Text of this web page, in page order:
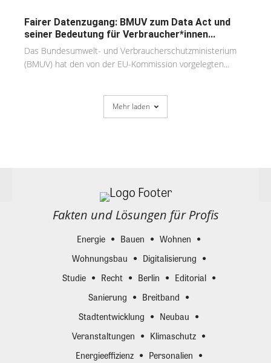
Fairer Datenzugang: BMUV zum Data Act und
seiner Bedeutung für Verbraucher*innen...
Das Bundesumwelt- und Verbraucherschutzministerium
(BMUV) hat den von der EU-Kommission vorgelegten...
Mehr laden
Fakten und Lösungen für Profis
Energie Bauen
Wohnen
Wohnungsbau
Digitalisierung
Studie
Recht Berlin
Editorial
Sanierung
Breitband
Stadtentwicklung
Neubau
Veranstaltungen
Klimaschutz
Energieeffizienz
Personalien